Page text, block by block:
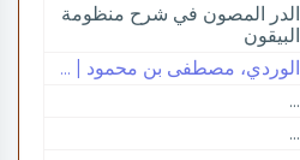
الدر المصون في شرح منظومة
البيقون
الوردي، مصطفى بن محمود | ...
...
...